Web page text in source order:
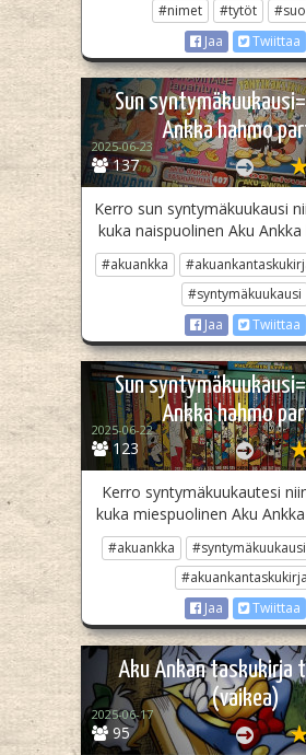
#nimet #tytöt
Jaa
Twiittaa
Sun
Ankka hahmo
137
2025-06-23
Kerro sun syntymäkuukausi
kuka naispuolinen Aku
#akuankka
#syntymäkuukausi
Jaa
Twiittaa
Sun
Ankka hahmo
123
2025-06-22
Kerro syntymäkuukautesi
kuka miespuolinen Aku
#akuankka #syntymäkuukausi
#akuankantaskukirja
Jaa
Twiittaa
Aku Ankan taskukirja
(vaikea)
95
2025-06-17